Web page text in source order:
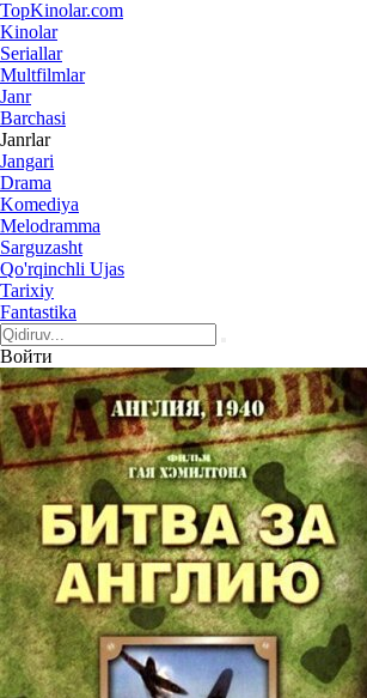
TopKinolar.com
Kinolar
Seriallar
Multfilmlar
Janr
Barchasi
Janrlar
Jangari
Drama
Komediya
Melodramma
Sarguzasht
Qo'rqinchli Ujas
Tarixiy
Fantastika
Войти